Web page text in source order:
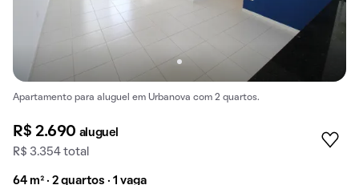
Apartamento para aluguel em Urbanova com 2 quartos.
R$ 2.690 aluguel
R$ 3.354 total
64 m² · 2 quartos · 1 vaga